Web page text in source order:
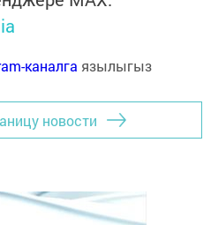
каналга язылыгыз
новости